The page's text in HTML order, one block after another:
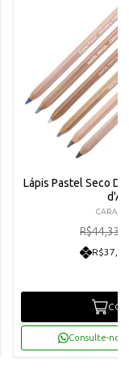
Lápis Pastel Seco
R$44,33
Consulte-nos